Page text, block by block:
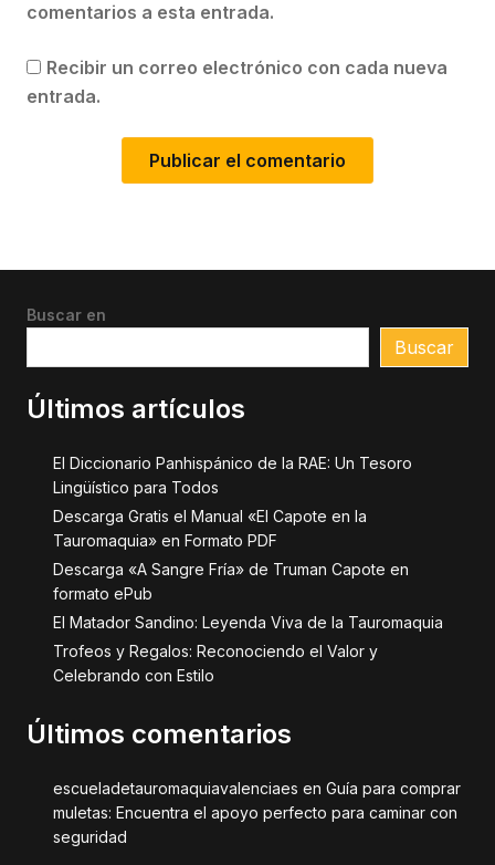
comentarios a esta entrada.
Recibir un correo electrónico con cada nueva
entrada.
Buscar en
Buscar
Últimos artículos
El Diccionario Panhispánico de la RAE: Un Tesoro
Lingüístico para Todos
Descarga Gratis el Manual «El Capote en la
Tauromaquia» en Formato PDF
Descarga «A Sangre Fría» de Truman Capote en
formato ePub
El Matador Sandino: Leyenda Viva de la Tauromaquia
Trofeos y Regalos: Reconociendo el Valor y
Celebrando con Estilo
Últimos comentarios
escueladetauromaquiavalenciaes en Guía para comprar
muletas: Encuentra el apoyo perfecto para caminar con
seguridad